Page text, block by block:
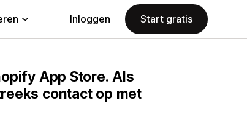
Inloggen Start gratis
App Store. Als
contact op met